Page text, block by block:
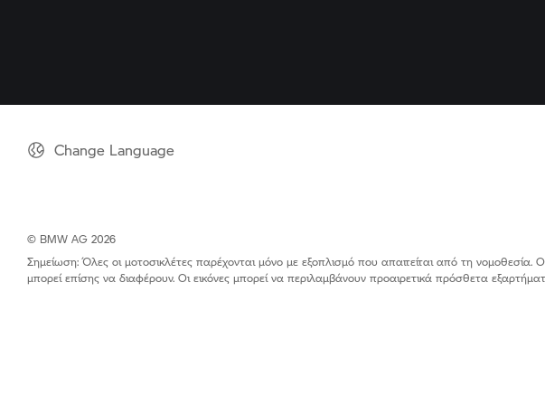
Change Language
© BMW AG 2026
Σημείωση: Όλες οι μοτοσικλέτες παρέχονται μόνο με εξοπλισμό που απαιτείται από τη νομοθεσία.
μπορεί επίσης να διαφέρουν. Οι εικόνες μπορεί να περιλαμβάνουν προαιρετικά πρόσθετα